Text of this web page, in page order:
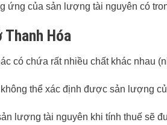
ứng của sản lượng tài nguyên có
Hóa
có chứa rất nhiều chất khác nhau
thể xác định được sản lượng
lượng tài nguyên khi tính thuế sẽ